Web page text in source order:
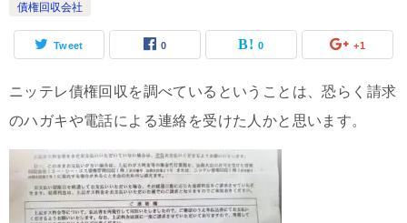
債権回収会社
Tweet 0 0 +1
ニッテレ債権回収を調べているということは、恐らく請求
のハガキや電話による連絡を受けた人かと思います。